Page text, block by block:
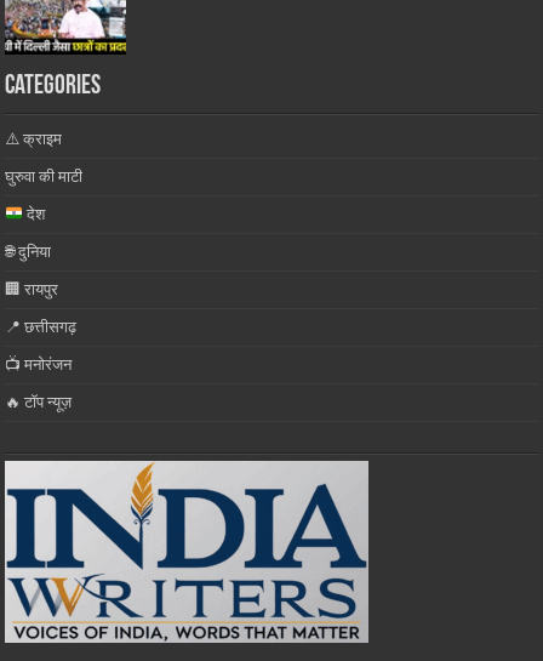
Categories
⚠️ क्राइम
घुरुवा की माटी
देश
🌐 दुनिया
🏢 रायपुर
📍 छत्तीसगढ़
📺 मनोरंजन
🔥 टॉप न्यूज़